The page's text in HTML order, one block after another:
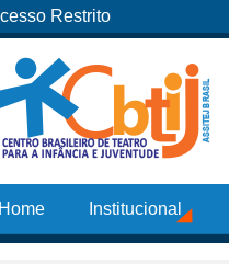
Restrito
Home Institucional